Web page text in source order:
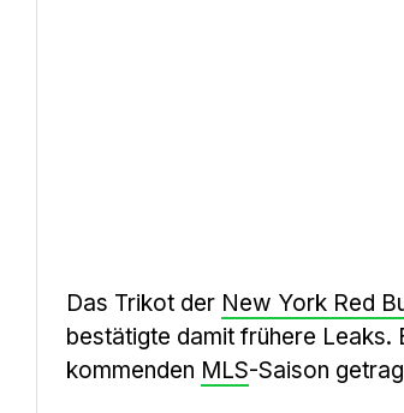
Das Trikot der New York Red
bestätigte damit frühere Leaks.
kommenden MLS-Saison